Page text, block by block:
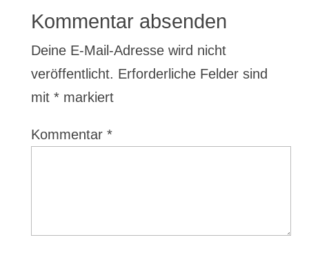
Kommentar absenden
Deine E-Mail-Adresse wird nicht
veröffentlicht. Erforderliche Felder sind
mit *markiert
Kommentar *